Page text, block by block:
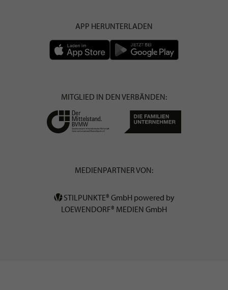
APP HERUNTERLADEN
MITGLIED IN DEN VERBÄNDEN:
MEDIENPARTNER VON:
STILPUNKTE® GmbH powered by
LOEWENDORF® MEDIEN GmbH